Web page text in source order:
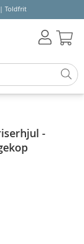
Toldfrit
-